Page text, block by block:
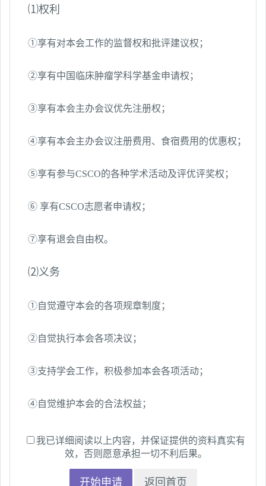
⑴权利
①享有对本会工作的监督权和批评建议权；
②享有中国临床肿瘤学科学基金申请权；
③享有本会主办会议优先注册权；
④享有本会主办会议注册费用、食宿费用的优惠权；
⑤享有参与CSCO的各种学术活动及评优评奖权；
⑥ 享有CSCO志愿者申请权；
⑦享有退会自由权。
⑵义务
①自觉遵守本会的各项规章制度；
②自觉执行本会各项决议；
③支持学会工作，积极参加本会各项活动；
④自觉维护本会的合法权益；
我已详细阅读以上内容，并保证提供的资料真实有
效，否则愿意承担一切不利后果。
开始申请 返回首页